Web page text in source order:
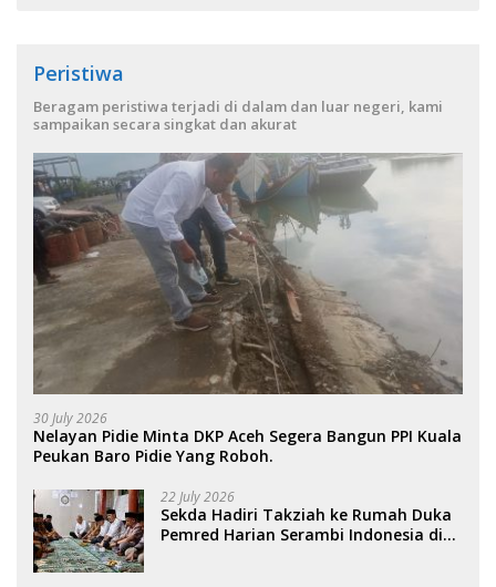
Peristiwa
Beragam peristiwa terjadi di dalam dan luar negeri, kami
sampaikan secara singkat dan akurat
30 July 2026
Nelayan Pidie Minta DKP Aceh Segera Bangun PPI Kuala
Peukan Baro Pidie Yang Roboh.
22 July 2026
Sekda Hadiri Takziah ke Rumah Duka
Pemred Harian Serambi Indonesia di